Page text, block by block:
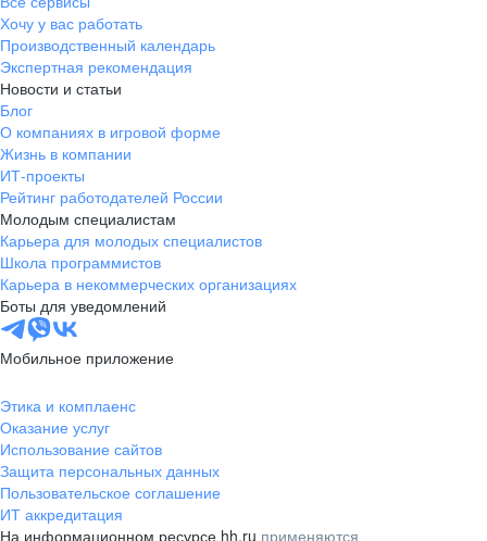
Хочу у вас работать
Производственный календарь
Экспертная рекомендация
Новости и статьи
Блог
О компаниях в игровой форме
Жизнь в компании
ИТ-проекты
Рейтинг работодателей России
Молодым специалистам
Карьера для молодых специалистов
Школа программистов
Карьера в некоммерческих организациях
Боты для уведомлений
Мобильное приложение
Этика и комплаенс
Оказание услуг
Использование сайтов
Защита персональных данных
Пользовательское соглашение
ИТ аккредитация
На информационном ресурсе hh.ru применяются